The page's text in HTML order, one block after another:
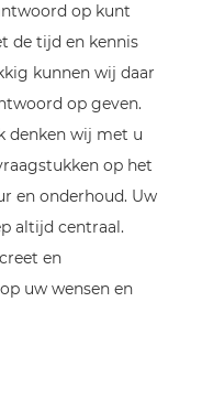
op kunt
de tijd en kennis
kunnen wij daar
op geven.
denken wij met u
op het
en onderhoud. Uw
altijd centraal.
en
uw wensen en